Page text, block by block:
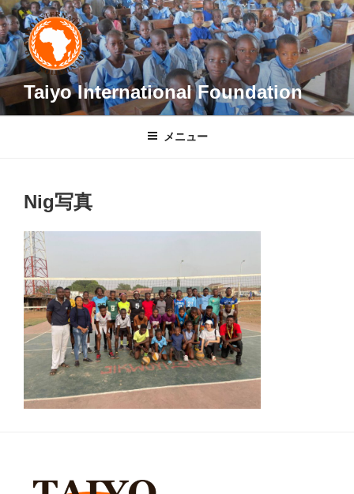
コ
ン
テ
ン
ツ
へ
Taiyo International Foundation
メニュー
Nig写真